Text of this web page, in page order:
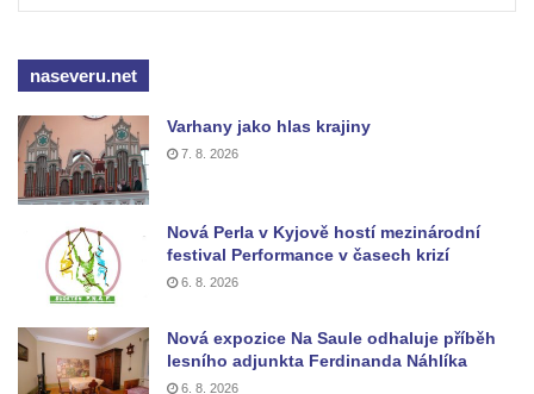
Kenotaf Miloslava Švice na hřbitově v Lužci
nad Vltavou
Hrob Václava Kufnera na hřbitově v Lužci
nad Vltavou
Pomník vojákům Rudé armády na hřbitově
v Lužci nad Vltavou
Pomník Ladislava Sedláčka a Karla Pelce u
silnice severně od Lužce nad Vltavou
Kenotaf Alfeda Harnische na hřbitově v
Hrobčicích
naseveru.net
Varhany jako hlas krajiny
7. 8. 2026
Nová Perla v Kyjově hostí mezinárodní
festival Performance v časech krizí
6. 8. 2026
Nová expozice Na Saule odhaluje příběh
lesního adjunkta Ferdinanda Náhlíka
6. 8. 2026